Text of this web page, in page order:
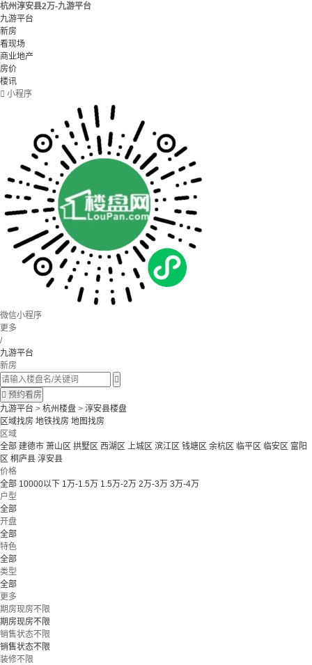
杭州淳安县2万-九游平台
九游平台
新房
看现场
商业地产
房价
楼讯
 小程序
微信小程序
更多
/
九游平台
新房

 预约看房
九游平台 > 杭州楼盘 > 淳安县楼盘
区域找房 地铁找房 地图找房
区域
全部 建德市 萧山区 拱墅区 西湖区 上城区 滨江区 钱塘区 余杭区 临平区 临安区 富阳
区 桐庐县 淳安县
价格
全部 10000以下 1万-1.5万 1.5万-2万 2万-3万 3万-4万
户型
全部
开盘
全部
特色
全部
类型
全部
更多
期房现房不限
期房现房不限
销售状态不限
销售状态不限
装修不限